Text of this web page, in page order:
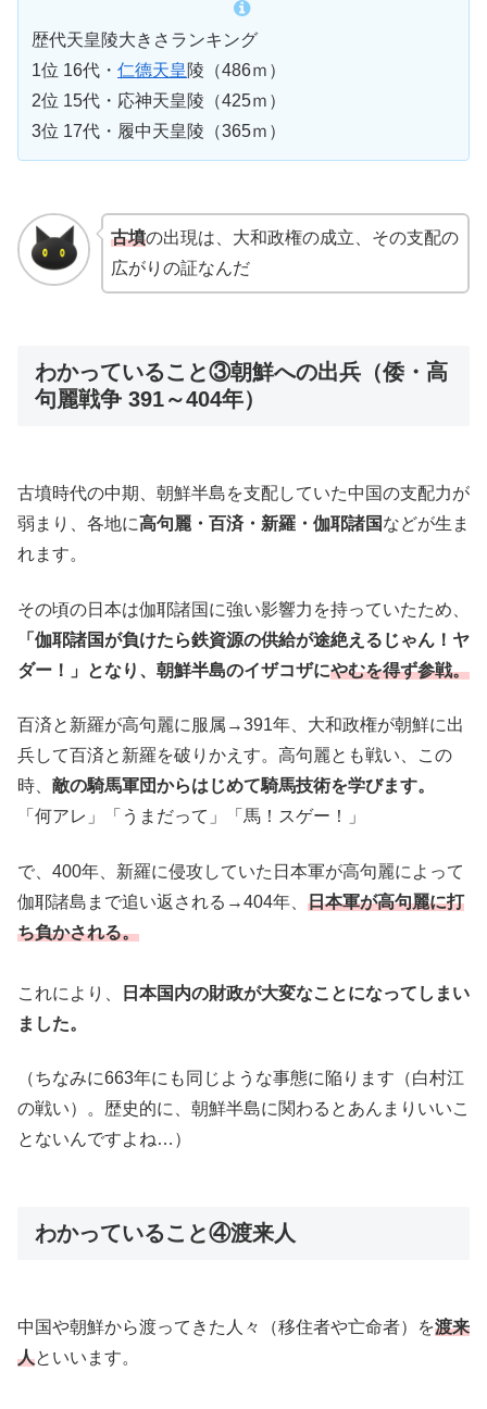
歴代天皇陵大きさランキング
1位 16代・ 仁德天皇 陵（486ｍ）
2位 15代・応神天皇陵（425ｍ）
3位 17代・履中天皇陵（365ｍ）
古墳の出現は、大和政権の成立、その支配の
広がりの証なんだ
わかっていること③朝鮮への出兵（倭・高
句麗戦争 391～404年）
古墳時代の中期、朝鮮半島を支配していた中国の支配力が
弱まり、各地に高句麗・百済・新羅・伽耶諸国などが生ま
れます。
その頃の日本は伽耶諸国に強い影響力を持っていたため、
「伽耶諸国が負けたら鉄資源の供給が途絶えるじゃん！ヤ
ダー！」となり、朝鮮半島のイザコザにやむを得ず参戦。
百済と新羅が高句麗に服属→391年、大和政権が朝鮮に出
兵して百済と新羅を破りかえす。高句麗とも戦い、この
時、 敵の騎馬軍団からはじめて騎馬技術を学びます。
「何アレ」「うまだって」「馬！スゲー！」
で、400年、新羅に侵攻していた日本軍が高句麗によって
伽耶諸島まで追い返される→404年、 日本軍が高句麗に打
ち負かされる。
これにより、
日本国内の財政が大変なことになってしまい
ました。
（ちなみに663年にも同じような事態に陥ります（白村江
の戦い）。歴史的に、朝鮮半島に関わるとあんまりいいこ
とないんですよね…）
わかっていること④渡来人
中国や朝鮮から渡ってきた人々（移住者や亡命者）を渡来
人といいます。